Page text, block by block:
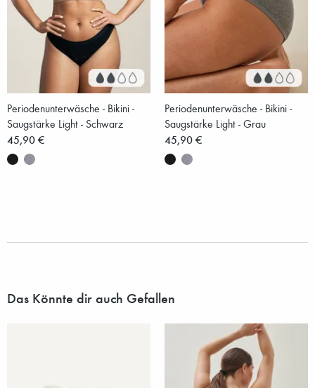
Periodenunterwäsche - Bikini -
Saugstärke Light - Schwarz
45,90 €
Periodenunterwäsche - Bikini -
Saugstärke Light - Grau
45,90 €
Das Könnte dir auch Gefallen